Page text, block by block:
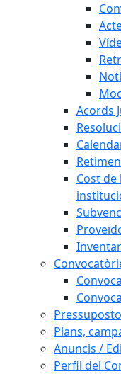
Acords
Cost
Plans,
Anuncis /
Perfil del